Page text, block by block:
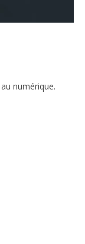
numérique.